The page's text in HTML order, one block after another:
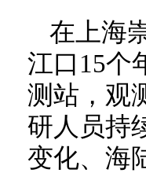
在上海
江口15个
测站，观
研人员持
变化、海